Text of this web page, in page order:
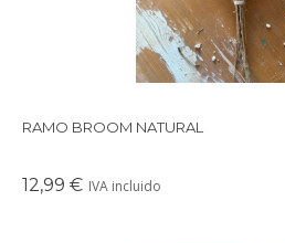
RAMO BROOM NATURAL
12,99 € IVA incluido